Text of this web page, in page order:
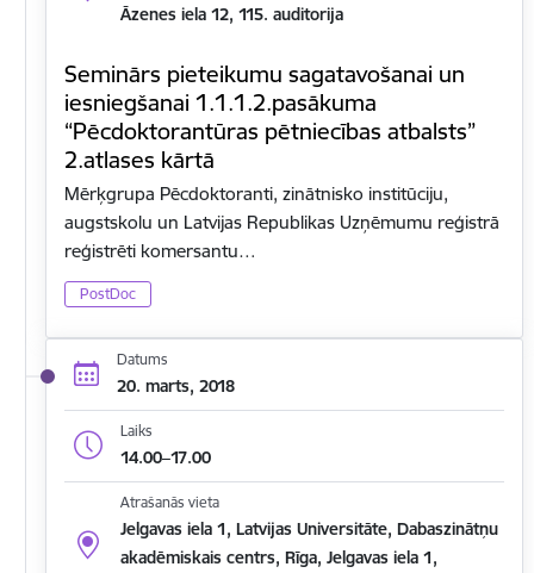
Āzenes iela 12, 115. auditorija
Seminārs pieteikumu sagatavošanai un
iesniegšanai 1.1.1.2.pasākuma
“Pēcdoktorantūras pētniecības atbalsts”
2.atlases kārtā
Mērķgrupa Pēcdoktoranti, zinātnisko institūciju,
augstskolu un Latvijas Republikas Uzņēmumu reģistrā
reģistrēti komersantu…
PostDoc
Datums
20. marts, 2018
Laiks
14.00–17.00
Atrašanās vieta
Jelgavas iela 1, Latvijas Universitāte, Dabaszinātņu
akadēmiskais centrs, Rīga, Jelgavas iela 1,